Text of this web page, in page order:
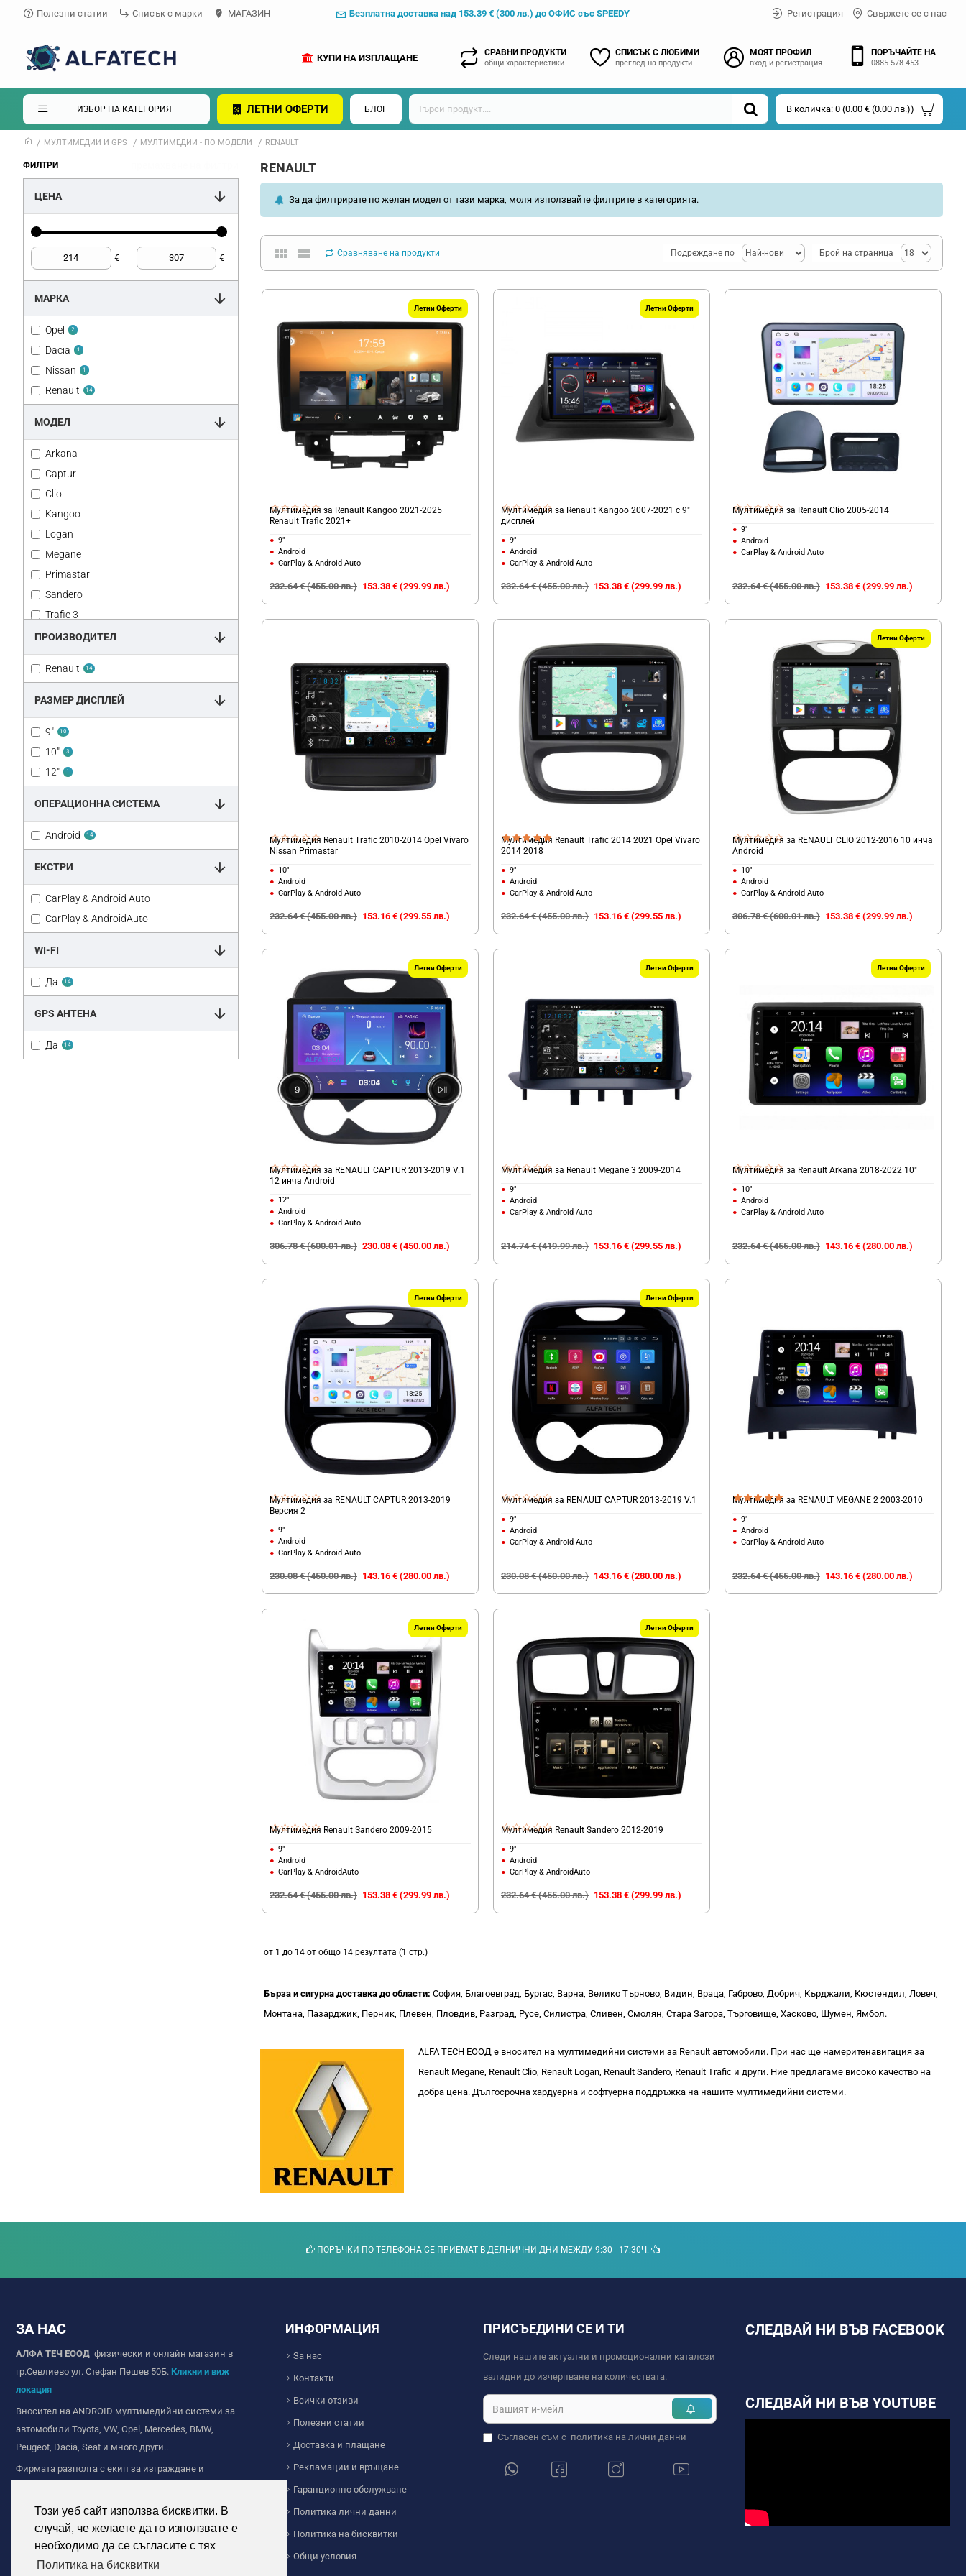
Този уеб сайт използва бисквитки. В
случай, че желаете да го използвате е
необходимо да се съгласите с тях
Политика на бисквитки
Полезни статии Списък с марки МАГАЗИН Безплатна доставка над 153.39 € (300 лв.) до ОФИС със SPEEDY Регистрация Свържете се с нас
СРАВНИ ПРОДУКТИ
общи характеристики
СПИСЪК С ЛЮБИМИ
преглед на продукти
МОЯТ ПРОФИЛ
вход и регистрация
ПОРЪЧАЙТЕ НА
0885 578 453
КУПИ НА ИЗПЛАЩАНЕ
ИЗБОР НА КАТЕГОРИЯ ЛЕТНИ ОФЕРТИ БЛОГ В количка: 0 (0.00 € (0.00 лв.))
МУЛТИМЕДИИ И GPS МУЛТИМЕДИИ - ПО МОДЕЛИ RENAULT
ФИЛТРИ
ЦЕНА
€ €
ПРОИЗВОДИТЕЛ
Renault 14
РАЗМЕР ДИСПЛЕЙ
9" 10
10" 3
12" 1
ОПЕРАЦИОННА СИСТЕМА
Android 14
ЕКСТРИ
CarPlay & Android Auto
CarPlay & AndroidAuto
WI-FI
Да 14
GPS АНТЕНА
Да 14
МОДЕЛ
Arkana
Captur
Clio
Kangoo
Logan
Megane
Primastar
Sandero
Trafic 3
Trafic 4
Vivaro
МАРКА
Opel 2
Dacia 1
Nissan 1
Renault 14
RENAULT
За да филтрирате по желан модел от тази марка, моля използвайте филтрите в категорията.
ALFA TECH ЕООД е вносител на мултимедийни системи за Renault автомобили. При нас ще намеритенавигация за
Renault Megane, Renault Clio, Renault Logan, Renault Sandero, Renault Trafic и други. Ние предлагаме високо качество на
добра цена. Дългосрочна хардуерна и софтуерна поддръжка на нашите мултимедийни системи.
Сравняване на продукти Подреждане по Брой на страница
Летни Оферти
Мултимедия за Renault Kangoo 2021-2025
Renault Trafic 2021+
9"
Android
CarPlay & Android Auto
153.38 € (299.99 лв.)
232.64 € (455.00 лв.)
Летни Оферти
Мултимедия за Renault Kangoo 2007-2021 с 9"
дисплей
9"
Android
CarPlay & Android Auto
153.38 € (299.99 лв.)
232.64 € (455.00 лв.)
Мултимедия за Renault Clio 2005-2014
9"
Android
CarPlay & Android Auto
153.38 € (299.99 лв.)
232.64 € (455.00 лв.)
Мултимедия Renault Trafic 2010-2014 Opel Vivaro
Nissan Primastar
10"
Android
CarPlay & Android Auto
153.16 € (299.55 лв.)
232.64 € (455.00 лв.)
Мултимедия Renault Trafic 2014 2021 Opel Vivaro
2014 2018
9"
Android
CarPlay & Android Auto
153.16 € (299.55 лв.)
232.64 € (455.00 лв.)
Летни Оферти
Мултимедия за RENAULT CLIO 2012-2016 10 инча
Android
10"
Android
CarPlay & Android Auto
153.38 € (299.99 лв.)
306.78 € (600.01 лв.)
Летни Оферти
Мултимедия за RENAULT CAPTUR 2013-2019 V.1
12 инча Android
12"
Android
CarPlay & Android Auto
230.08 € (450.00 лв.)
306.78 € (600.01 лв.)
Летни Оферти
Мултимедия за Renault Megane 3 2009-2014
9"
Android
CarPlay & Android Auto
153.16 € (299.55 лв.)
214.74 € (419.99 лв.)
Летни Оферти
Мултимедия за Renault Arkana 2018-2022 10"
10"
Android
CarPlay & Android Auto
143.16 € (280.00 лв.)
232.64 € (455.00 лв.)
Летни Оферти
Мултимедия за RENAULT CAPTUR 2013-2019
Версия 2
9"
Android
CarPlay & Android Auto
143.16 € (280.00 лв.)
230.08 € (450.00 лв.)
Летни Оферти
Мултимедия за RENAULT CAPTUR 2013-2019 V.1
9"
Android
CarPlay & Android Auto
143.16 € (280.00 лв.)
230.08 € (450.00 лв.)
Мултимедия за RENAULT MEGANE 2 2003-2010
9"
Android
CarPlay & Android Auto
143.16 € (280.00 лв.)
232.64 € (455.00 лв.)
Летни Оферти
Мултимедия Renault Sandero 2009-2015
9"
Android
CarPlay & AndroidAuto
153.38 € (299.99 лв.)
232.64 € (455.00 лв.)
Летни Оферти
Мултимедия Renault Sandero 2012-2019
9"
Android
CarPlay & AndroidAuto
153.38 € (299.99 лв.)
232.64 € (455.00 лв.)
от 1 до 14 от общо 14 резултата (1 стр.)
Бърза и сигурна доставка до области: София, Благоевград, Бургас, Варна, Велико Търново, Видин, Враца, Габрово, Добрич, Кърджали, Кюстендил, Ловеч,
Монтана, Пазарджик, Перник, Плевен, Пловдив, Разград, Русе, Силистра, Сливен, Смолян, Стара Загора, Търговище, Хасково, Шумен, Ямбол.
ПОРЪЧКИ ПО ТЕЛЕФОНА СЕ ПРИЕМАТ В ДЕЛНИЧНИ ДНИ МЕЖДУ 9:30 - 17:30Ч.
ЗА НАС
АЛФА ТЕЧ ЕООД физически и онлайн магазин в
гр.Севлиево ул. Стефан Пешев 50Б. Кликни и виж
локация
Вносител на ANDROID мултимедийни системи за
автомобили Toyota, VW, Opel, Mercedes, BMW,
Peugeot, Dacia, Seat и много други..
Фирмата разполга с екип за изграждане и
ние сме с дългогодишен опит в сферата на
видеонаблюдението.
Продажба на соларно осветление за дома и
индустриална цел. Прожектори и челници с
ИНФОРМАЦИЯ
За нас
Контакти
Всички отзиви
Полезни статии
Доставка и плащане
Рекламации и връщане
Гаранционно обслужване
Политика лични данни
Политика на бисквитки
Общи условия
ПРИСЪЕДИНИ СЕ И ТИ
Следи нашите актуални и промоционални каталози
валидни до изчерпване на количествата.
Съгласен съм с политика на лични данни
СЛЕДВАЙ НИ ВЪВ FACEBOOK
СЛЕДВАЙ НИ ВЪВ YOUTUBE